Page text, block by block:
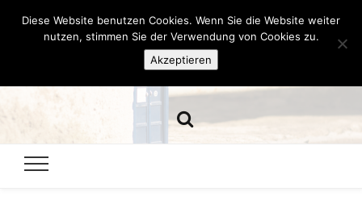
Hazamelistan
Diese Website benutzen Cookies. Wenn Sie die Website weiter
nutzen, stimmen Sie der Verwendung von Cookies zu.
Akzeptieren